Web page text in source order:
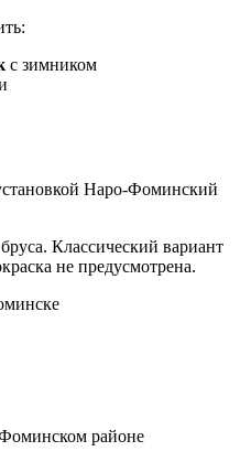
с зимником
Классический вариант
не предусмотрена.